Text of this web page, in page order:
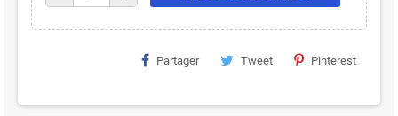
Partager Tweet Pinterest